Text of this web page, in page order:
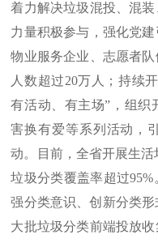
着力解决垃圾混投、混
力量积极参与，强化党
物业服务企业、志愿者
人数超过20万人；持续
有活动、有主场”，组织
害换有爱等系列活动，
动。目前，全省开展生
垃圾分类覆盖率超过
强分类意识、创新分类
大批垃圾分类前端投放